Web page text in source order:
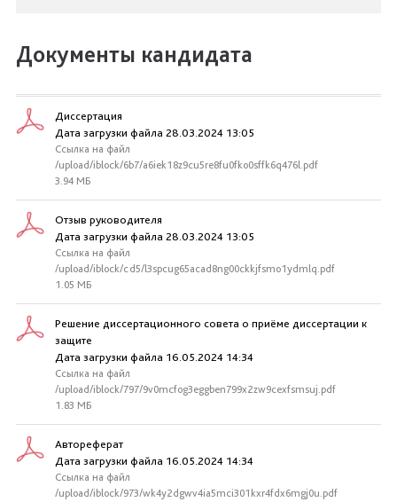
Документы кандидата
Диссертация
Дата загрузки файла 28.03.2024 13:05
Ссылка на файл
/upload/iblock/6b7/a6iek18z9cu5re8fu0fko0sffk6q476l.pdf
3.94 МБ
Отзыв руководителя
Дата загрузки файла 28.03.2024 13:05
Ссылка на файл
/upload/iblock/cd5/l3spcug65acad8ng00ckkjfsmo1ydmlq.pdf
1.05 МБ
Решение диссертационного совета о приёме диссертации к
защите
Дата загрузки файла 16.05.2024 14:34
Ссылка на файл
/upload/iblock/797/9v0mcfog3eggben799x2zw9cexfsmsuj.pdf
1.83 МБ
Автореферат
Дата загрузки файла 16.05.2024 14:34
Ссылка на файл
/upload/iblock/973/wk4y2dgwv4ia5mci301kxr4fdx6mgj0u.pdf